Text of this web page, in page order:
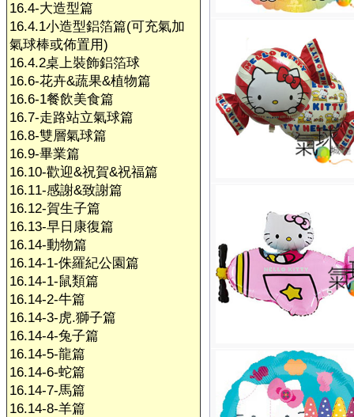
16.4-大造型篇
16.4.1小造型鋁箔篇(可充氣加
氣球棒或佈置用)
16.4.2桌上裝飾鋁箔球
16.6-花卉&蔬果&植物篇
16.6-1餐飲美食篇
16.7-走路站立氣球篇
16.8-雙層氣球篇
16.9-畢業篇
16.10-歡迎&祝賀&祝福篇
16.11-感謝&致謝篇
16.12-賀生子篇
16.13-早日康復篇
16.14-動物篇
16.14-1-侏羅紀公園篇
16.14-1-鼠類篇
16.14-2-牛篇
16.14-3-虎.獅子篇
16.14-4-兔子篇
16.14-5-龍篇
16.14-6-蛇篇
16.14-7-馬篇
16.14-8-羊篇